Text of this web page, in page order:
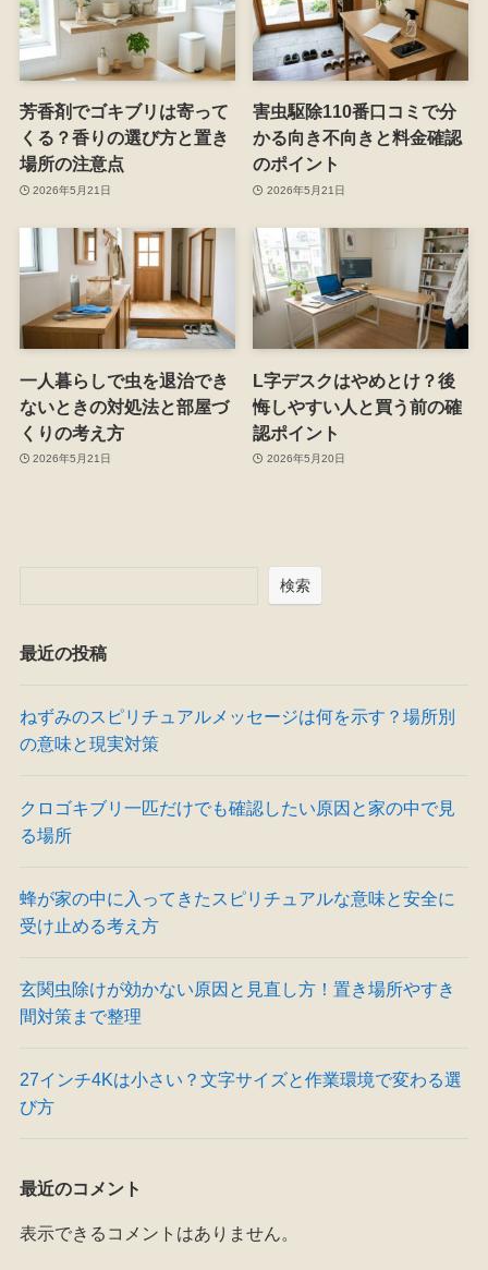
芳香剤でゴキブリは寄って
くる？香りの選び方と置き
場所の注意点
2026年5月21日
害虫駆除110番口コミで分
かる向き不向きと料金確認
のポイント
2026年5月21日
一人暮らしで虫を退治でき
ないときの対処法と部屋づ
くりの考え方
2026年5月21日
L字デスクはやめとけ？後
悔しやすい人と買う前の確
認ポイント
2026年5月20日
検索
最近の投稿
ねずみのスピリチュアルメッセージは何を示す？場所別
の意味と現実対策
クロゴキブリ一匹だけでも確認したい原因と家の中で見
る場所
蜂が家の中に入ってきたスピリチュアルな意味と安全に
受け止める考え方
玄関虫除けが効かない原因と見直し方！置き場所やすき
間対策まで整理
27インチ4Kは小さい？文字サイズと作業環境で変わる選
び方
最近のコメント
表示できるコメントはありません。